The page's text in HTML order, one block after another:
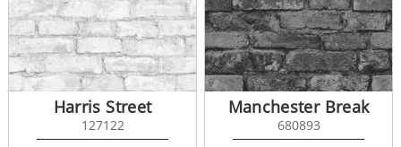
Harris Street
127122
Manchester Break
680893